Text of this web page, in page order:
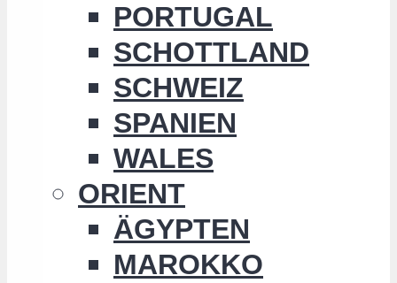
PORTUGAL
SCHOTTLAND
SCHWEIZ
SPANIEN
WALES
ORIENT
ÄGYPTEN
MAROKKO